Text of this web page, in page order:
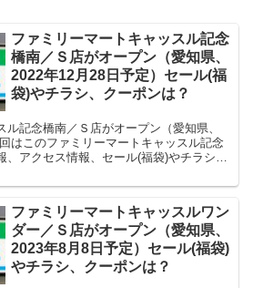
ファミリーマートキャッスル記念
橋南／Ｓ店がオープン（愛知県、
2022年12月28日予定）セール(福
袋)やチラシ、クーポンは？
記念橋南／Ｓ店がオープン（愛知県、
はこのファミリーマートキャッスル記念
アクセス情報、セール(福袋)やチラシな
ファミリーマートキャッスルワン
ダー／Ｓ店がオープン（愛知県、
2023年8月8日予定）セール(福袋)
やチラシ、クーポンは？